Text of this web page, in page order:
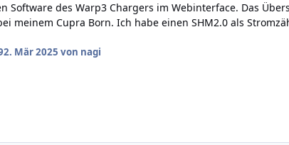
Software des Warp3 Chargers im Webinterface. Das
meinem Cupra Born. Ich habe einen SHM2.0 als
2. Mär 2025 von nagi